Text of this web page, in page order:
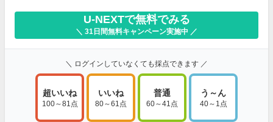
U-NEXTで無料でみる
＼ 31日間無料キャンペーン実施中 ／
＼ ログインしていなくても採点できます ／
超いいね
100～81点
いいね
80～61点
普通
60～41点
う～ん
40～1点